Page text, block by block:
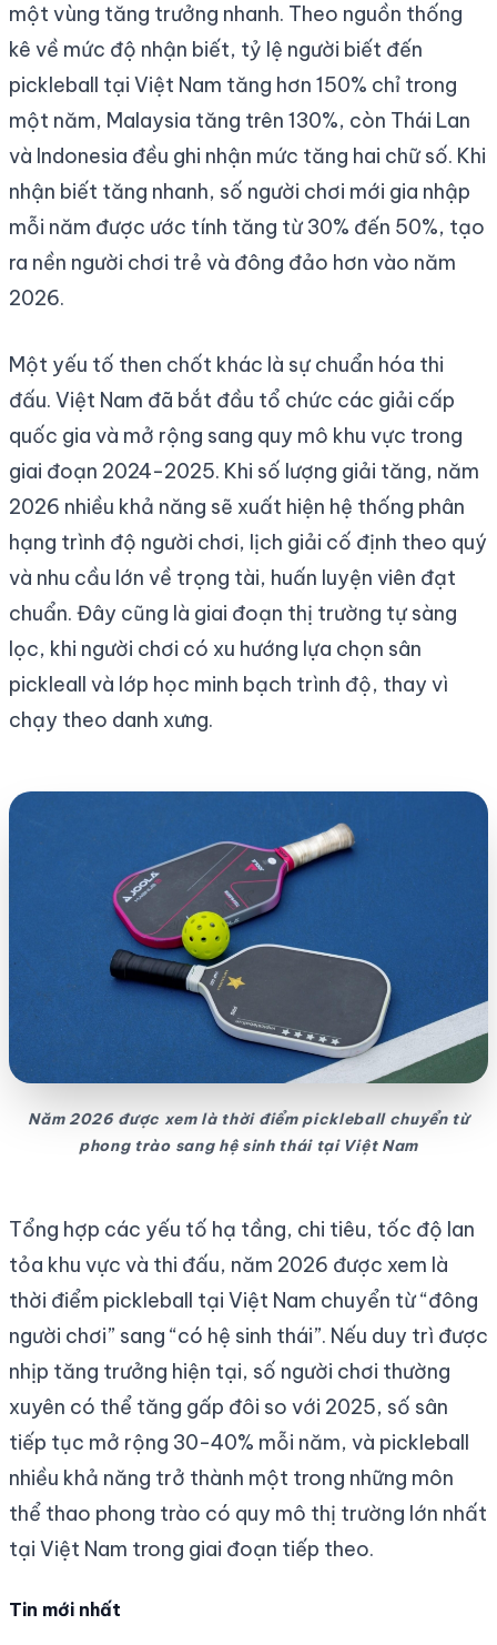
một vùng tăng trưởng nhanh. Theo nguồn thống
kê về mức độ nhận biết, tỷ lệ người biết đến
pickleball tại Việt Nam tăng hơn 150% chỉ trong
một năm, Malaysia tăng trên 130%, còn Thái Lan
và Indonesia đều ghi nhận mức tăng hai chữ số. Khi
nhận biết tăng nhanh, số người chơi mới gia nhập
mỗi năm được ước tính tăng từ 30% đến 50%, tạo
ra nền người chơi trẻ và đông đảo hơn vào năm
2026.
Một yếu tố then chốt khác là sự chuẩn hóa thi
đấu. Việt Nam đã bắt đầu tổ chức các giải cấp
quốc gia và mở rộng sang quy mô khu vực trong
giai đoạn 2024-2025. Khi số lượng giải tăng, năm
2026 nhiều khả năng sẽ xuất hiện hệ thống phân
hạng trình độ người chơi, lịch giải cố định theo quý
và nhu cầu lớn về trọng tài, huấn luyện viên đạt
chuẩn. Đây cũng là giai đoạn thị trường tự sàng
lọc, khi người chơi có xu hướng lựa chọn sân
pickleall và lớp học minh bạch trình độ, thay vì
chạy theo danh xưng.
Năm 2026 được xem là thời điểm pickleball chuyển từ
phong trào sang hệ sinh thái tại Việt Nam
Tổng hợp các yếu tố hạ tầng, chi tiêu, tốc độ lan
tỏa khu vực và thi đấu, năm 2026 được xem là
thời điểm pickleball tại Việt Nam chuyển từ “đông
người chơi” sang “có hệ sinh thái”. Nếu duy trì được
nhịp tăng trưởng hiện tại, số người chơi thường
xuyên có thể tăng gấp đôi so với 2025, số sân
tiếp tục mở rộng 30-40% mỗi năm, và pickleball
nhiều khả năng trở thành một trong những môn
thể thao phong trào có quy mô thị trường lớn nhất
tại Việt Nam trong giai đoạn tiếp theo.
Tin mới nhất